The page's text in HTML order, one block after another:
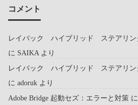
コメント
レイバック ハイブリッド ステアリン
に SAIKAより
レイバック ハイブリッド ステアリン
に adoruk より
Adobe Bridge 起動セズ：エラーと対策 に